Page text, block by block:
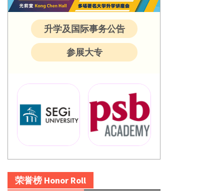
升学及国际事务公告
参展大专
荣誉榜 Honor Roll